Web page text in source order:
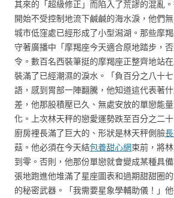
其來的「超級修正」而陷入了荒謬的混亂
開始不受控制地流下鹹鹹的海水淚，他們
城市低窪處已經形成了小型潟湖。那些摩
守著廣播中「摩羯座今天適合原地踏步，
令。數百名西裝筆挺的摩羯座正整齊地站
裝滿了已經潮濕的淚水。「負百分之八十
語，感到胃部一陣翻騰，他知道這代表著
差，他那股積壓已久、無處安放的單戀能
化。上次林天秤的戀愛運勢跌至百分之二
廚房裡長滿了巨大的、形狀是林天秤側臉
菇。他必須在今天結包養甜心網束前，將
到零。否則，他那份單戀就會變成某種具
張地跑進他堆滿了星座圖表和過期甜甜圈
的秘密武器。「我需要星象學輔助儀！」